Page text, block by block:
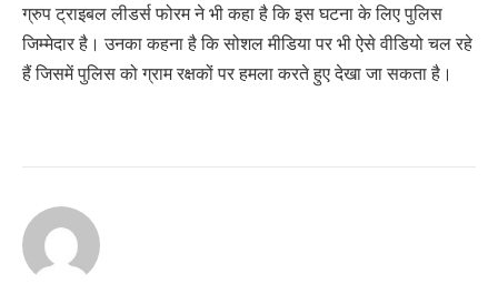
ग्रुप ट्राइबल लीडर्स फोरम ने भी कहा है कि इस घटना के लिए पुलिस
जिम्मेदार है। उनका कहना है कि सोशल मीडिया पर भी ऐसे वीडियो चल रहे
हैं जिसमें पुलिस को ग्राम रक्षकों पर हमला करते हुए देखा जा सकता है।